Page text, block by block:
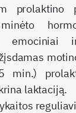
prolaktino
emociniai
min.)
laktaciją.